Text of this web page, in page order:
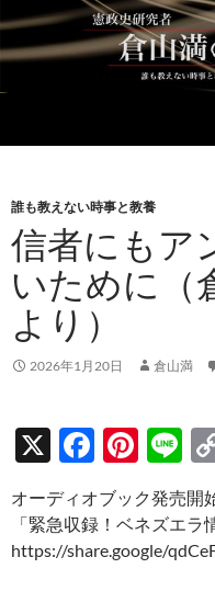
テ
ン
へ
キ
プ
誰も教えない時事と教養
信者にもア
いために（
より）
2026年1月20日 倉山満
X
F
ac
e
b
Pi
nt
er
es
Li
n
e
オーディオブック発売開
「緊急収録！ベネズエラ
https://share.google/